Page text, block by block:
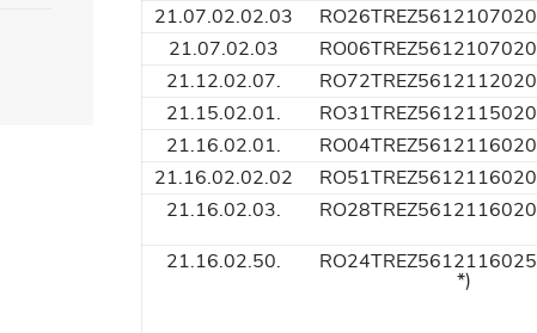
21.07.02.02.03
21.07.02.03
21.12.02.07.
21.15.02.01.
21.16.02.01.
21.16.02.02.02
21.16.02.03.
21.16.02.50.
*)